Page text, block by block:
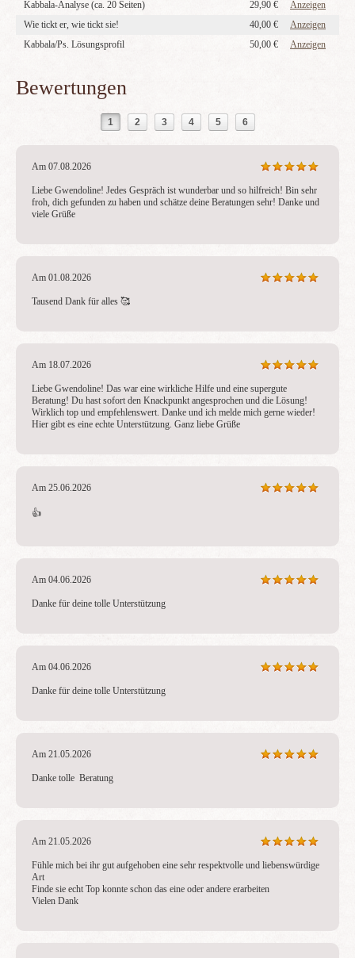
Kabbala-Analyse (ca. 20 Seiten) 29,90 €
Anzeigen
Wie tickt er, wie tickt sie!
40,00 €
Anzeigen
Kabbala/Ps. Lösungsprofil
50,00 € Anzeigen
Bewertungen
1 2 3 4 5 6
Am 07.08.2026
Liebe Gwendoline! Jedes Gespräch ist wunderbar und so hilfreich! Bin sehr
froh, dich gefunden zu haben und schätze deine Beratungen sehr! Danke und
viele Grüße
Am 01.08.2026
Tausend Dank für alles 🥰
Am 18.07.2026
Liebe Gwendoline! Das war eine wirkliche Hilfe und eine supergute
Beratung! Du hast sofort den Knackpunkt angesprochen und die Lösung!
Wirklich top und empfehlenswert. Danke und ich melde mich gerne wieder!
Hier gibt es eine echte Unterstützung. Ganz liebe Grüße
Am 25.06.2026
👍
Am 04.06.2026
Danke für deine tolle Unterstützung
Am 04.06.2026
Danke für deine tolle Unterstützung
Am 21.05.2026
Danke tolle  Beratung
Am 21.05.2026
Fühle mich bei ihr gut aufgehoben eine sehr respektvolle und liebenswürdige
Art
Finde sie echt Top konnte schon das eine oder andere erarbeiten
Vielen Dank